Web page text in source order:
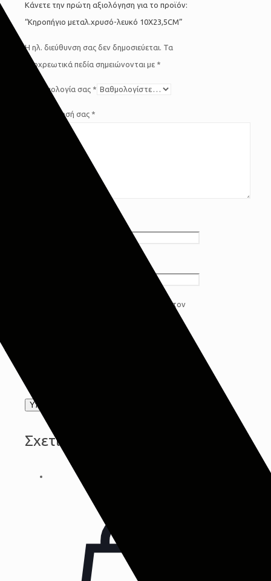
Κάνετε την πρώτη αξιολόγηση για το προϊόν:
“Κηροπήγιο μεταλ.χρυσό-λευκό 10Χ23,5CM”
Η ηλ. διεύθυνση σας δεν δημοσιεύεται. Τα
υποχρεωτικά πεδία σημειώνονται με *
Η βαθμολογία σας *
Η αξιολόγησή σας *
Αποθήκευσε το όνομά μου, email, και τον
Σχετικά προϊόντα